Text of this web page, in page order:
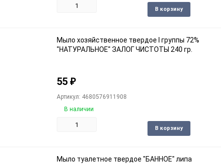
В корзину
Мыло хозяйственное твердое I группы 72%
"НАТУРАЛЬНОЕ" ЗАЛОГ ЧИСТОТЫ 240 гр.
55 ₽
Артикул: 4680576911908
В наличии
В корзину
Мыло туалетное твердое "БАННОЕ" липа